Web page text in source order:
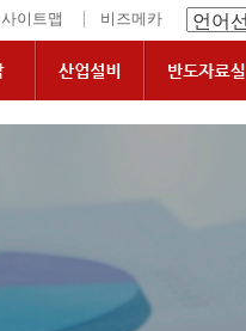
사이트맵 | 비즈메카